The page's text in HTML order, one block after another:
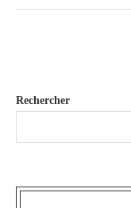
Rechercher